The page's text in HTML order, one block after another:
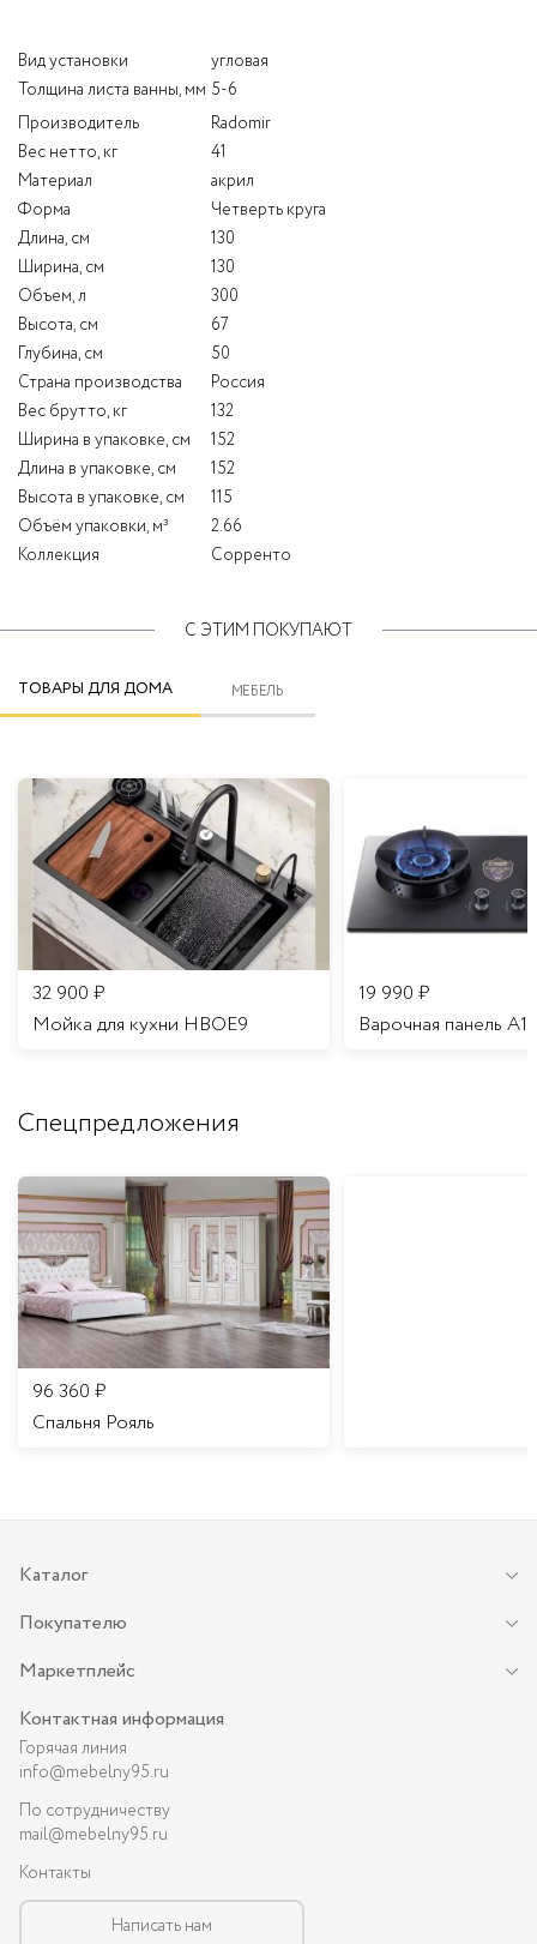
Вид установки
угловая
Толщина листа ванны, мм 5-6
Производитель
Radomir
Вес нетто, кг
41
Материал
акрил
Форма
Четверть круга
Длина, см
130
Ширина, см
130
Объем, л
300
Высота, см
67
Глубина, см
50
Страна производства
Россия
Вес брутто, кг
132
Ширина в упаковке, см
152
Длина в упаковке, см
152
Высота в упаковке, см
115
Объём упаковки, м³
2.66
Коллекция
Сорренто
С ЭТИМ ПОКУПАЮТ
ТОВАРЫ ДЛЯ ДОМА МЕБЕЛЬ
32 900 ₽
Мойка для кухни HBOE9
19 990 ₽
Варочная панель A16
Спецпредложения
96 360 ₽
Спальня Рояль
Каталог
Покупателю
Маркетплейс
Контактная информация
Горячая линия
info@mebelny95.ru
По сотрудничеству
mail@mebelny95.ru
Контакты
Написать нам